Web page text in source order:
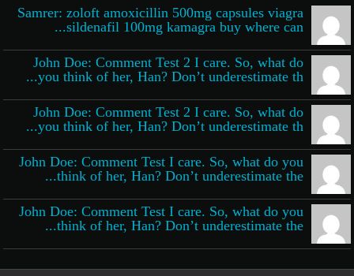
Samrer: zoloft amoxicillin 500mg capsules viagra
sildenafil 100mg kamagra buy where can...
John Doe: Comment Test 2 I care. So, what do
you think of her, Han? Don’t underestimate th...
John Doe: Comment Test 2 I care. So, what do
you think of her, Han? Don’t underestimate th...
John Doe: Comment Test I care. So, what do you
think of her, Han? Don’t underestimate the...
John Doe: Comment Test I care. So, what do you
think of her, Han? Don’t underestimate the...